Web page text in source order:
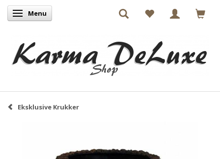
Skifte navigation
Menu
Eksklusive Krukker